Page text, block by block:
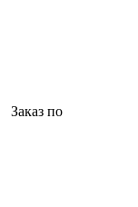
Заказ по